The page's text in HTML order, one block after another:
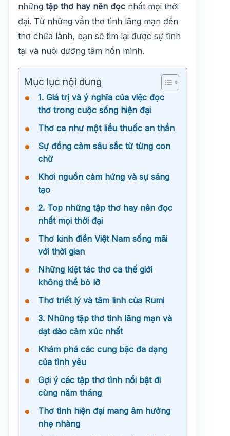
những tập thơ hay nên đọc nhất mọi thời
đại. Từ những vần thơ tình lãng mạn đến
thơ chữa lành, bạn sẽ tìm lại được sự tĩnh
tại và nuôi dưỡng tâm hồn mình.
Mục lục nội dung
1. Giá trị và ý nghĩa của việc đọc
thơ trong cuộc sống hiện đại
Thơ ca như một liều thuốc an thần
Sự đồng cảm sâu sắc từ từng con
chữ
Khơi nguồn cảm hứng và sự sáng
tạo
2. Top những tập thơ hay nên đọc
nhất mọi thời đại
Thơ kinh điển Việt Nam sống mãi
với thời gian
Những kiệt tác thơ ca thế giới
không thể bỏ lỡ
Thơ triết lý và tâm linh của Rumi
3. Những tập thơ tình lãng mạn và
dạt dào cảm xúc nhất
Khám phá các cung bậc đa dạng
của tình yêu
Gợi ý các tập thơ tình nổi bật đi
cùng năm tháng
Thơ tình hiện đại mang âm hưởng
nhẹ nhàng